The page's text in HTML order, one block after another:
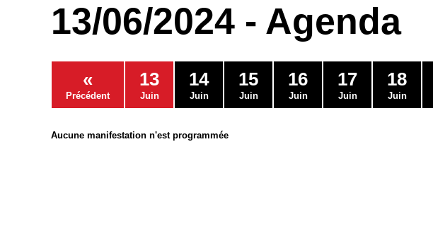
13/06/2024 - Agenda
«
Précédent
13
Juin
14
Juin
15
Juin
16
Juin
17
Juin
18
Juin
Aucune manifestation n'est programmée